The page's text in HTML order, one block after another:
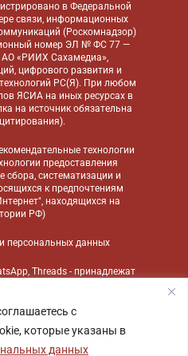
с
которые указаны в
данных
в Федеральной
связи, информационных
(Роскомнадзор)
номер ЭЛ № ФС 77 —
АО «РИИХ Сахамедиа»,
цифрового развития и
РС(Я). При любом
ЯСИА на иных ресурсах в
на источник обязательна
).
технологии
предоставления
сбора, систематизации и
к предпочтениям
находящихся на
РФ)
персональных данных
Threads - принадлежат